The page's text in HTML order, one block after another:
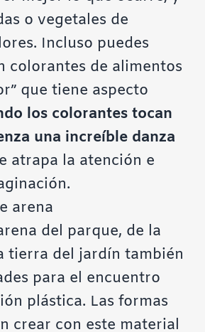
o vegetales de
Incluso puedes
colorantes de alimentos
que tiene aspecto
los colorantes tocan
una increíble danza
atrapa la atención e
arena
del parque, de la
tierra del jardín también
para el encuentro
plástica. Las formas
crear con este material